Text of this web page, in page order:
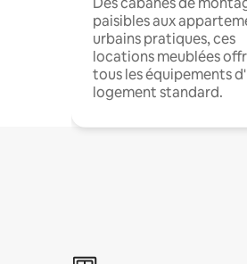
paisibles aux
urbains pratiques, ces
locations meublées
tous les équipements
logement standard.